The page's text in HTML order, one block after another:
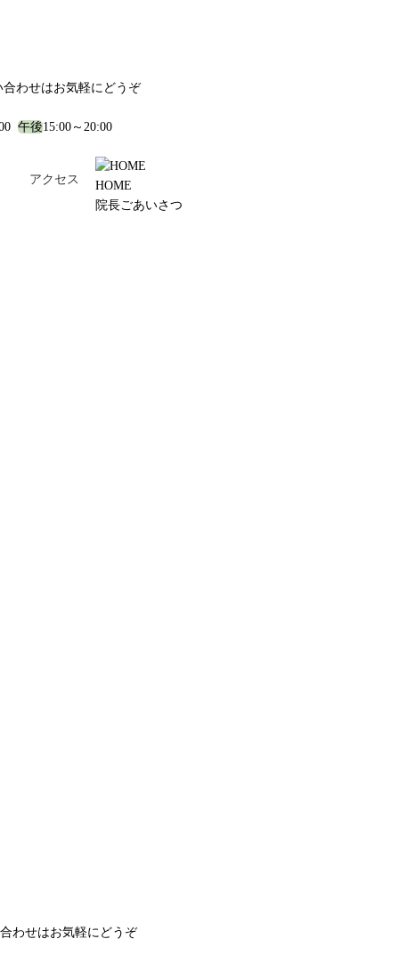
合わせはお気軽にどうぞ
午後15:00～20:00
アクセス
HOME
院長ごあいさつ
わせはお気軽にどうぞ